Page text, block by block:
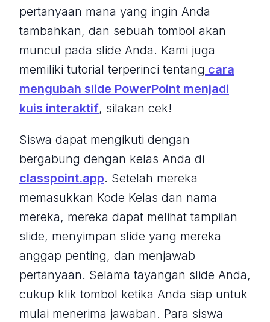
pertanyaan mana yang ingin Anda
tambahkan, dan sebuah tombol akan
muncul pada slide Anda. Kami juga
memiliki tutorial terperinci tentang cara
mengubah slide PowerPoint menjadi
kuis interaktif, silakan cek!
Siswa dapat mengikuti dengan
bergabung dengan kelas Anda di
classpoint.app. Setelah mereka
memasukkan Kode Kelas dan nama
mereka, mereka dapat melihat tampilan
slide, menyimpan slide yang mereka
anggap penting, dan menjawab
pertanyaan. Selama tayangan slide Anda,
cukup klik tombol ketika Anda siap untuk
mulai menerima jawaban. Para siswa